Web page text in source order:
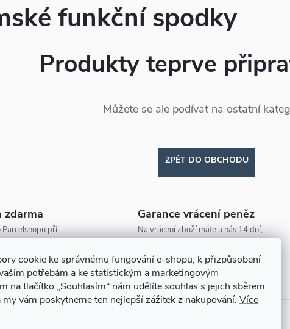
cookie ke správnému fungování e-shopu, k přizpůsobení
potřebám a ke statistickým a marketingovým
na tlačítko „Souhlasím“ nám udělíte souhlas s jejich sběrem
vám poskytneme ten nejlepší zážitek z nakupování. Více
funkční spodky
Produkty teprve
Můžete se ale podívat na ostatní
ZPĚT DO OBCHODU
zdarma
při
Garance vrácení peněz
Na vrácení zboží máte u nás 14 dní,